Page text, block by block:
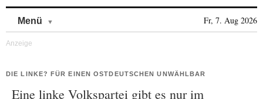
Menü Fr, 7. Aug 2026
DIE LINKE? FÜR EINEN OSTDEUTSCHEN UNWÄHLBAR
Eine linke Volkspartei gibt es nur im